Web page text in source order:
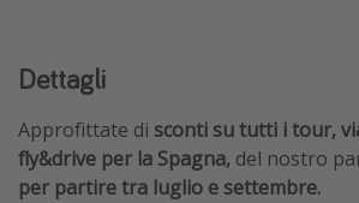
Dettagli
Approfittate di sconti su tutti i tour,
fly&drive per la Spagna, del nostro
per partire tra luglio e settembre.